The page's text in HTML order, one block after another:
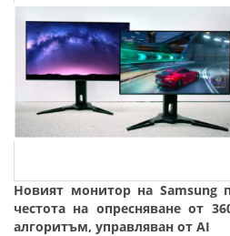
Новият монитор на Samsung
честота на опресняване от
алгоритъм, управляван от AI